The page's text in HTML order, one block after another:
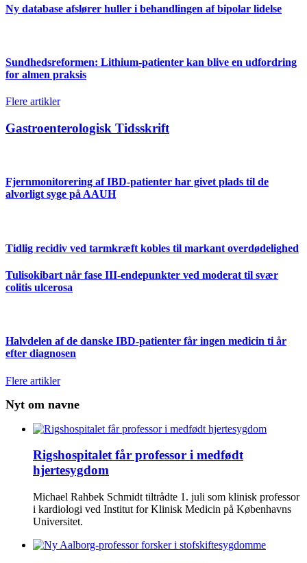
Ny database afslører huller i behandlingen af bipolar lidelse
Sundhedsreformen: Lithium-patienter kan blive en udfordring
for almen praksis
Flere artikler
Gastroenterologisk Tidsskrift
Fjernmonitorering af IBD-patienter har givet plads til de
alvorligt syge på AAUH
Tidlig recidiv ved tarmkræft kobles til markant overdødelighed
Tulisokibart når fase III-endepunkter ved moderat til svær
colitis ulcerosa
Halvdelen af de danske IBD-patienter får ingen medicin ti år
efter diagnosen
Flere artikler
Nyt om navne
Rigshospitalet får professor i medfødt
hjertesygdom
Michael Rahbek Schmidt tiltrådte 1. juli som klinisk professor
i kardiologi ved Institut for Klinisk Medicin på Københavns
Universitet.